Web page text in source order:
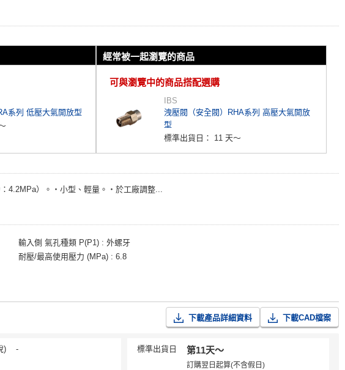
系列 低壓大氣開放型
經常被一起瀏覽的商品
可與瀏覽中的商品搭配選購
IBS
洩壓閥（安全閥）RHA系列 高壓大氣開放
型
標準出貨日： 11 天～
4.2MPa）。・小型、輕量。・於工廠調整...
輸入側 氣孔種類 P(P1)
外螺牙
耐壓/最高使用壓力 (MPa)
6.8
下載產品詳細資料 下載CAD檔案
) - 標準出貨日 第11天〜
訂購翌日起算(不含假日)